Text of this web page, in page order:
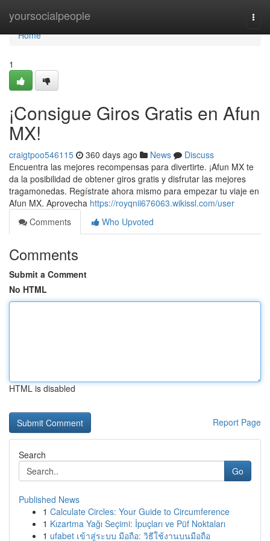
yoursocialpeople
Home
Home
1
¡Consigue Giros Gratis en Afun
MX!
craigtpoo546115 360 days ago News
Discuss
Encuentra las mejores recompensas para divertirte. ¡Afun MX te
da la posibilidad de obtener giros gratis y disfrutar las mejores
tragamonedas. Regístrate ahora mismo para empezar tu viaje en
Afun MX. Aprovecha https://royqnii676063.wikissl.com/user
Comments
Who Upvoted
Comments
Submit a Comment
No HTML
HTML is disabled
Report Page
Search
Go
Published News
1 Calculate Circles: Your Guide to Circumference
1 Kızartma Yağı Seçimi: İpuçları ve Püf Noktaları
1 ufabet เข้าสู่ระบบ มือถือ: วิธีใช้งานบนมือถือ